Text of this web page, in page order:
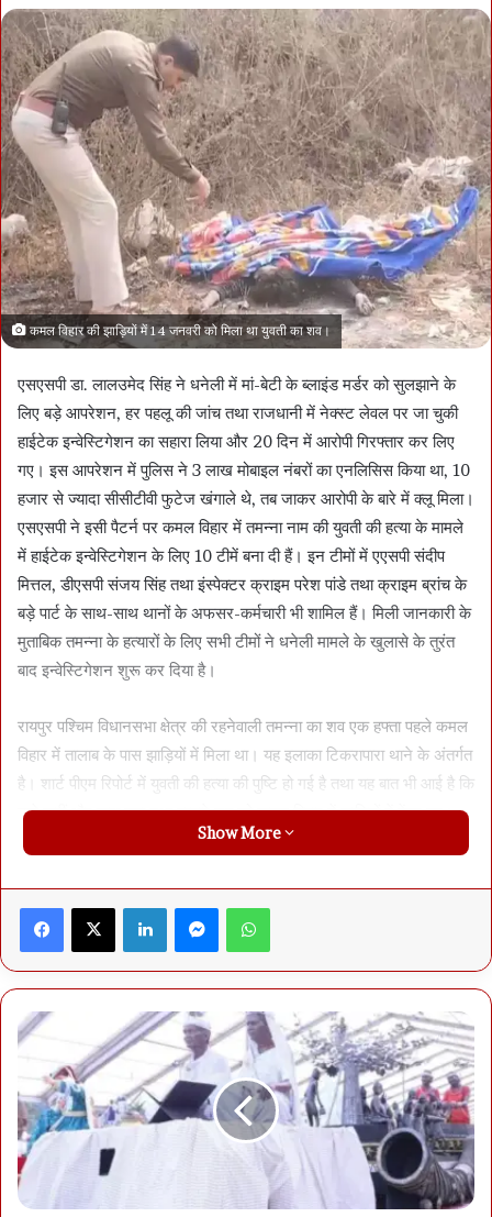
कमल विहार की झाड़ियों में 14 जनवरी को मिला था युवती का शव।
एसएसपी डा. लालउमेद सिंह ने धनेली में मां-बेटी के ब्लाइंड मर्डर को सुलझाने के
लिए बड़े आपरेशन, हर पहलू की जांच तथा राजधानी में नेक्स्ट लेवल पर जा चुकी
हाईटेक इन्वेस्टिगेशन का सहारा लिया और 20 दिन में आरोपी गिरफ्तार कर लिए
गए। इस आपरेशन में पुलिस ने 3 लाख मोबाइल नंबरों का एनलिसिस किया था, 10
हजार से ज्यादा सीसीटीवी फुटेज खंगाले थे, तब जाकर आरोपी के बारे में क्लू मिला।
एसएसपी ने इसी पैटर्न पर कमल विहार में तमन्ना नाम की युवती की हत्या के मामले
में हाईटेक इन्वेस्टिगेशन के लिए 10 टीमें बना दी हैं। इन टीमों में एएसपी संदीप
मित्तल, डीएसपी संजय सिंह तथा इंस्पेक्टर क्राइम परेश पांडे तथा क्राइम ब्रांच के
बड़े पार्ट के साथ-साथ थानों के अफसर-कर्मचारी भी शामिल हैं। मिली जानकारी के
मुताबिक तमन्ना के हत्यारों के लिए सभी टीमों ने धनेली मामले के खुलासे के तुरंत
बाद इन्वेस्टिगेशन शुरू कर दिया है।
रायपुर पश्चिम विधानसभा क्षेत्र की रहनेवाली तमन्ना का शव एक हफ्ता पहले कमल
विहार में तालाब के पास झाड़ियों में मिला था। यह इलाका टिकरापारा थाने के अंतर्गत
है। शार्ट पीएम रिपोर्ट में युवती की हत्या की पुष्टि हो गई है तथा यह बात भी आई है कि
उसे कहीं और मारा गया तथा हत्यारे शव को कमल विहार में झाड़ियों में फेंक गए।
सूत्रों के अनुसार मृत युवती के पास मोबाइल फोन नहीं था और लोग उसके संपर्कों
कि कभी-कभार युवती एक-दो दिन घर भी नहीं पहुंचती थी। कुल मिलाकर, मामला
पूरी तरह ब्लाइंड है, इसलिए पुलिस ने अब हाईटेक इन्वेस्टिगेशन तथा टेक-इंट के
सहारे हत्यारों की गिरफ्तारी के लिए बड़ी मुहिम छेड़ दी है। एसएसपी डा. लाल उमेद
सिंह ने क्राइम ब्रांच की अलग-अलग टीमों को अलग काम सौंपा है। टेक-इंट में ही
दो-तीन टीमें लगाई गई हैं, जो घटनास्थल से लगभग 10 किमी दायरे के सीसीटीवी
खंगालने का काम शुरू कर चुकी है। जांच कहां तक पहुंची, इसे लेकर अफसर
खामोश हैं लेकिन एसएसपी ने उम्मीद जताई है कि जल्दी ही इस ब्लाइंड मर्डर के
आरोपी भी गिरफ्तार कर लिए जाएंगे।
Show More
Facebook X LinkedIn